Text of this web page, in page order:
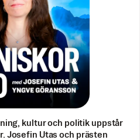
kultur och politik uppstår
Josefin Utas och prästen